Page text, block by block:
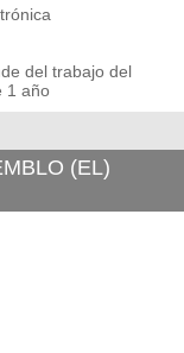
del trabajo del
1 año
(EL)